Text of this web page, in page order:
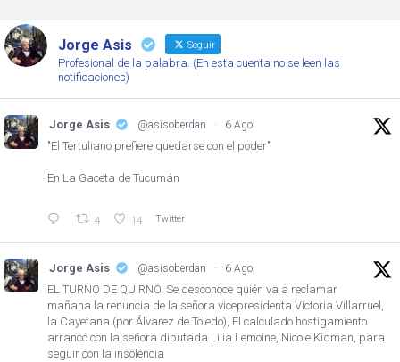
Jorge Asis Seguir
Profesional de la palabra. (En esta cuenta no se leen las
notificaciones)
Jorge Asis @asisoberdan · 6 Ago
"El Tertuliano prefiere quedarse con el poder"
En La Gaceta de Tucumán
4 14 Twitter
Jorge Asis @asisoberdan · 6 Ago
EL TURNO DE QUIRNO. Se desconoce quién va a reclamar
mañana la renuncia de la señora vicepresidenta Victoria Villarruel,
la Cayetana (por Álvarez de Toledo), El calculado hostigamiento
arrancó con la señora diputada Lilia Lemoine, Nicole Kidman, para
seguir con la insolencia